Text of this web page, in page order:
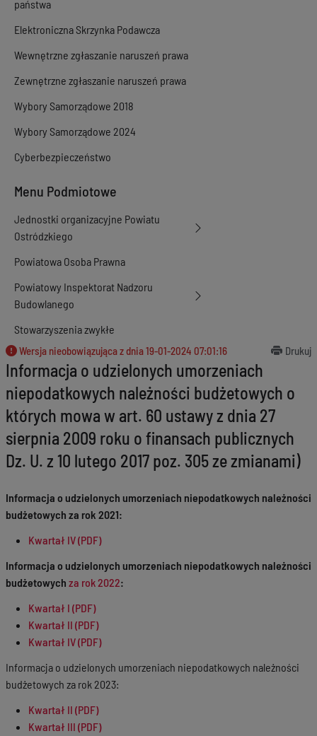
państwa
Elektroniczna Skrzynka Podawcza
Wewnętrzne zgłaszanie naruszeń prawa
Zewnętrzne zgłaszanie naruszeń prawa
Wybory Samorządowe 2018
Wybory Samorządowe 2024
Cyberbezpieczeństwo
Menu Podmiotowe
Jednostki organizacyjne Powiatu
Ostródzkiego
Powiatowa Osoba Prawna
Powiatowy Inspektorat Nadzoru
Budowlanego
Stowarzyszenia zwykłe
Wersja nieobowiązująca z dnia19-01-2024 07:01:16 Drukuj
Informacja o udzielonych umorzeniach
niepodatkowych należności budżetowych o
których mowa w art. 60 ustawy z dnia 27
sierpnia 2009 roku o finansach publicznych
Dz. U. z 10 lutego 2017 poz. 305 ze zmianami)
Informacja o udzielonych umorzeniach niepodatkowych należności
budżetowych za rok 2021:
Kwartał IV (PDF)
Informacja o udzielonych umorzeniach niepodatkowych należności
budżetowych za rok 2022:
Kwartał I (PDF)
Kwartał II (PDF)
Kwartał IV (PDF)
Informacja o udzielonych umorzeniach niepodatkowych należności
budżetowych za rok 2023:
Kwartał II (PDF)
Kwartał III (PDF)